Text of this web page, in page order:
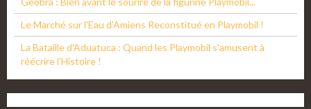
Le Marché sur l'Eau d'Amiens Reconstitué en Playmobil !
La Bataille d'Aduatuca : Quand les Playmobil s'amusent à
réécrire l'Histoire !